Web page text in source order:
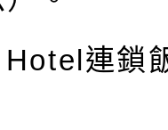
Hotel連鎖